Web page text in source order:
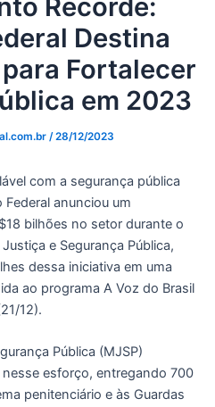
Recorde:
Destina
Fortalecer
em 2023
/28/12/2023
com a segurança pública
anunciou um
bilhões no setor durante o
e Segurança Pública,
dessa iniciativa em uma
ao programa A Voz do Brasil
12).
Pública (MJSP)
esforço, entregando 700
penitenciário e às Guardas